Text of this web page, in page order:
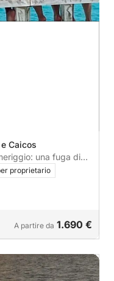
Caicos
una fuga di
proprietario
A partire da 1.690 €